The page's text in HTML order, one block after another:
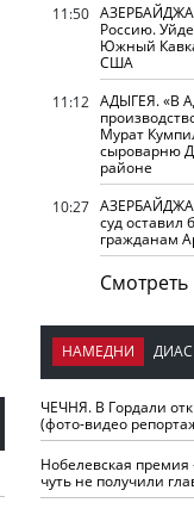
11:50
Россию.
Южный
США
11:12 АДЫГЕЯ. «В
Мурат
сыроварню
районе
10:27
суд оставил
гражданам
Смотреть
НАМЕДНИ
ЧЕЧНЯ. В Гордали
(фото-видео
Нобелевская
чуть не получили